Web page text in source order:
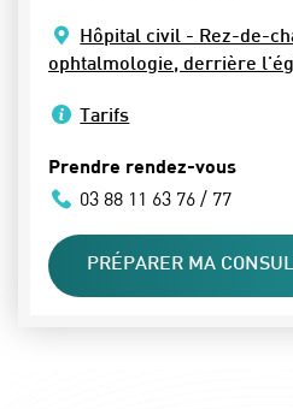
Hôpital civil - Rez-de-
ophtalmologie, derrière
Tarifs
Prendre rendez-vous
03 88 11 63 76 / 77
PRÉPARER MA